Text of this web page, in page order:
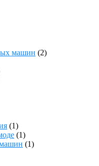
машин (2)
(1)
(1)
(1)